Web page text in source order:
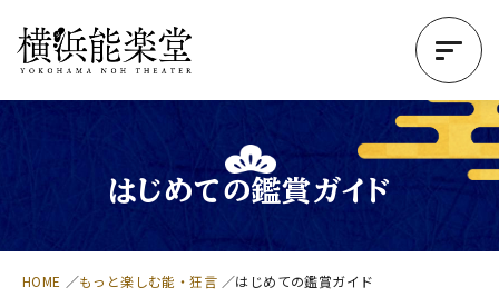
はじめての鑑賞ガイド
HOME もっと楽しむ能・狂言 はじめての鑑賞ガイド